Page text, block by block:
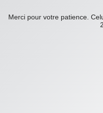
Merci pour votre patience.